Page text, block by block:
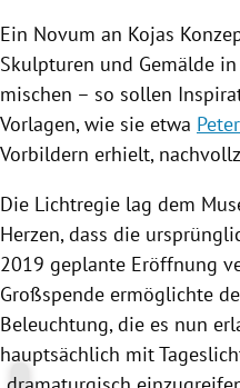
Ein Novum an Kojas
Skulpturen und Gemälde
mischen – so sollen
Vorlagen, wie sie etwa
Vorbildern erhielt,
Die Lichtregie lag dem
Herzen, dass die
2019 geplante Eröffnung
Großspende ermöglichte
Beleuchtung, die es nun
hauptsächlich mit